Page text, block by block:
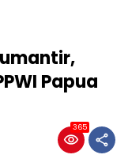
Papua
365